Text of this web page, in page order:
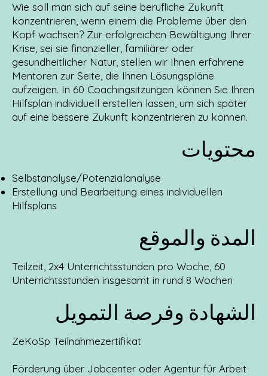
Wie soll man sich auf seine berufliche Zukunft
konzentrieren, wenn einem die Probleme über den
Kopf wachsen? Zur erfolgreichen Bewältigung Ihrer
Krise, sei sie finanzieller, familiärer oder
gesundheitlicher Natur, stellen wir Ihnen erfahrene
Mentoren zur Seite, die Ihnen Lösungspläne
aufzeigen. In 60 Coachingsitzungen können Sie Ihren
Hilfsplan individuell erstellen lassen, um sich später
auf eine bessere Zukunft konzentrieren zu können.
محتويات
Selbstanalyse/Potenzialanalyse
Erstellung und Bearbeitung eines individuellen
Hilfsplans
المدة والموقع
Teilzeit, 2x4 Unterrichtsstunden pro Woche, 60
Unterrichtsstunden insgesamt in rund 8 Wochen
الشهادة وفرصة التمويل
ZeKoSp Teilnahmezertifikat
Förderung über Jobcenter oder Agentur für Arbeit